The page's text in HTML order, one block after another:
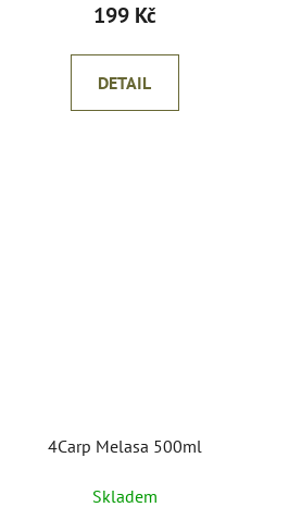
199 Kč
DETAIL
4Carp Melasa 500ml
Skladem